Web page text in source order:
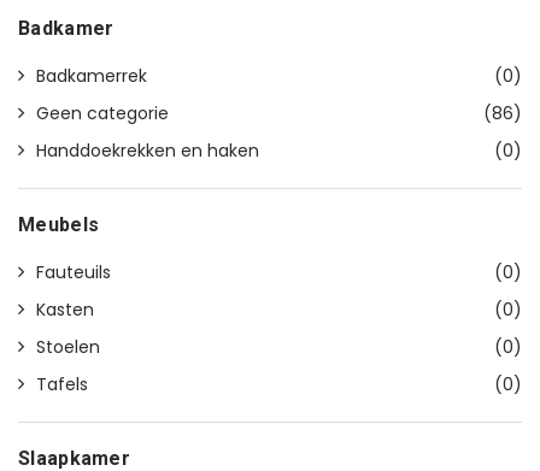
Badkamer
Badkamerrek
(0)
Geen categorie
(86)
Handdoekrekken en haken
(0)
Meubels
Fauteuils
(0)
Kasten
(0)
Stoelen
(0)
Tafels
(0)
Slaapkamer